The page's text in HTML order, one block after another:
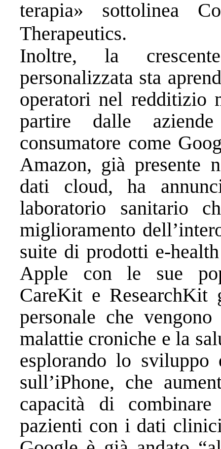
terapia» sottolinea
Therapeutics.
Inoltre, la
personalizzata sta
operatori nel redditizio
partire dalle
consumatore come
Amazon, già presente
dati cloud, ha
laboratorio sanitario
miglioramento
suite di prodotti e-
Apple con le sue
CareKit e ResearchKit
personale che
malattie croniche e la
esplorando lo
sull’iPhone, che
capacità di
pazienti con i dati